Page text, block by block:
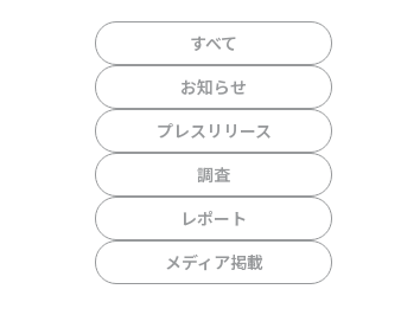
すべて
お知らせ
プレスリリース
調査
レポート
メディア掲載